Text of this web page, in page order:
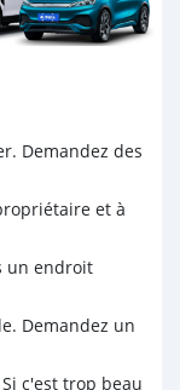
Demandez des
et à
un endroit
Demandez un
c'est trop beau